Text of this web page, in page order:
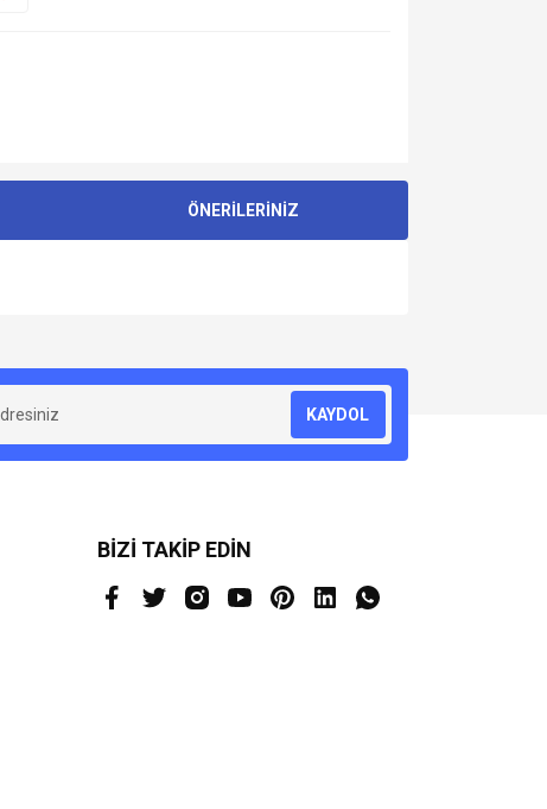
ÖNERİLERİNİZ
KAYDOL
BİZİ TAKİP EDİN